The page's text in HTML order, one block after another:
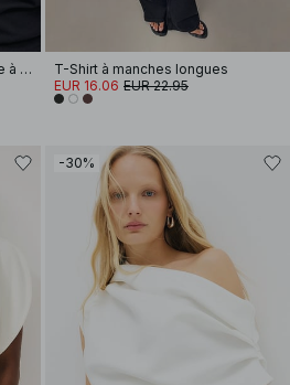
T-shirt en coton coupe ajustée à encolure cheminée
T-Shirt à manches longues
EUR 16.06 EUR 22.95
-30%